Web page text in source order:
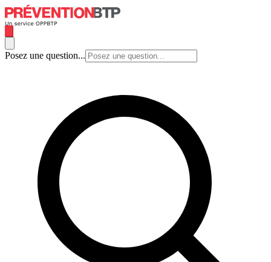
Posez une question...